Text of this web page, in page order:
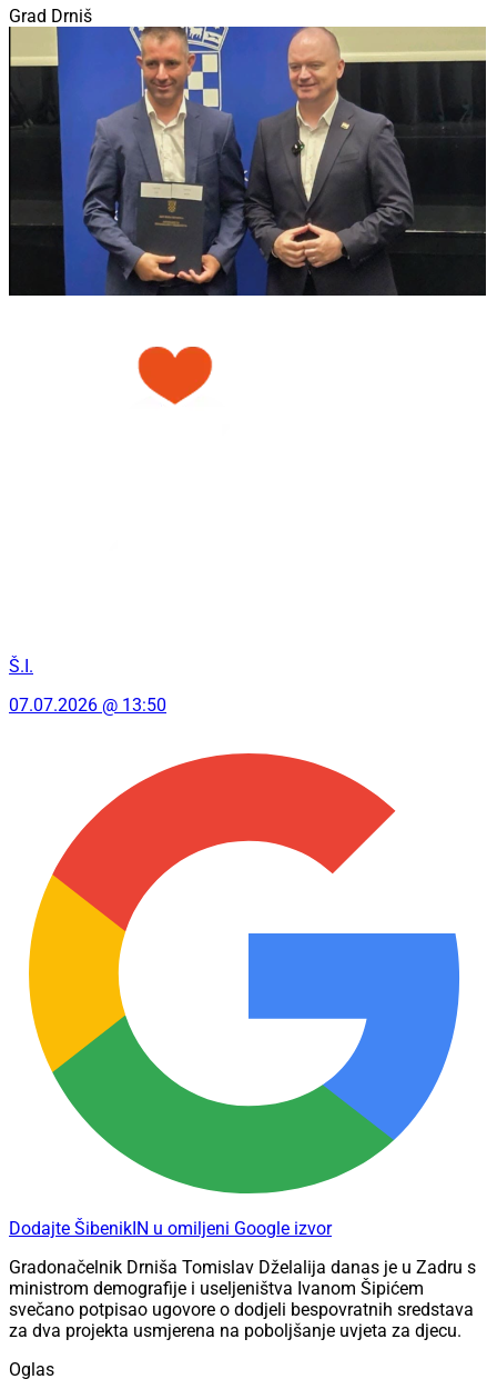
Grad Drniš
Š.I.
07.07.2026 @ 13:50
Dodajte ŠibenikIN u omiljeni Google izvor
Gradonačelnik Drniša Tomislav Dželalija danas je u Zadru s
ministrom demografije i useljeništva Ivanom Šipićem
svečano potpisao ugovore o dodjeli bespovratnih sredstava
za dva projekta usmjerena na poboljšanje uvjeta za djecu.
Oglas